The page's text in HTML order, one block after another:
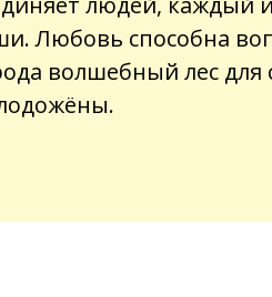
Любовь способна
волшебный лес